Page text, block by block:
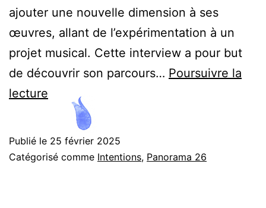
ajouter une nouvelle dimension à ses
œuvres, allant de l’expérimentation à un
projet musical. Cette interview a pour but
de découvrir son parcours… Poursuivre la
lecture
résonance
son
Publié le 25 février 2025
Catégorisé comme Intentions, Panorama 26